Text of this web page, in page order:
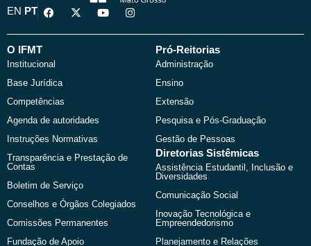
EN PT
F
a
e
o
k
X
-
w
Y
o
t
I
n
t
O IFMT
Institucional
Base Jurídica
Competências
Agenda de autoridades
Instruções Normativas
Transparência e Prestação de
Contas
Boletim de Serviço
Conselhos e Órgãos Colegiados
Comissões Permanentes
Fundação de Apoio
Pró-Reitorias
Administração
Ensino
Extensão
Pesquisa e Pós-Graduação
Gestão de Pessoas
Diretorias Sistêmicas
Assistência Estudantil, Inclusão e
Diversidades
Comunicação Social
Inovação Tecnológica e
Empreendedorismo
Planejamento e Relações